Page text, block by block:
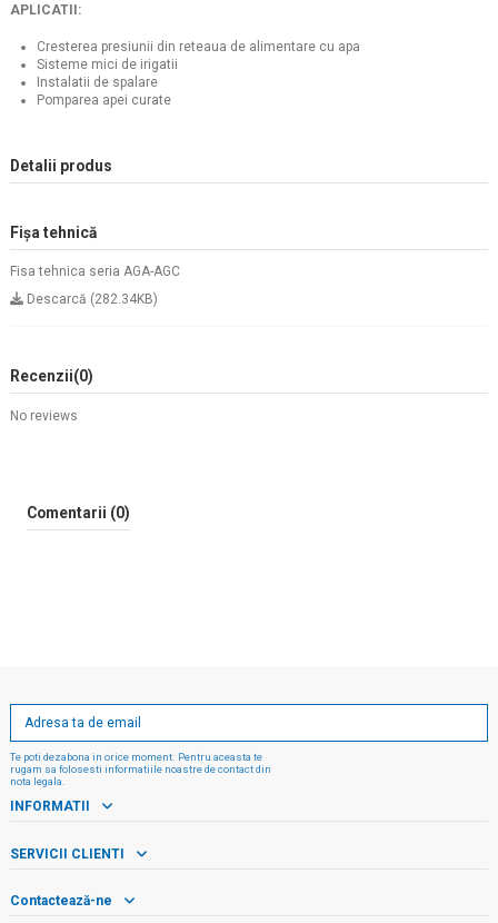
APLICATII:
Cresterea presiunii din reteaua de alimentare cu apa
Sisteme mici de irigatii
Instalatii de spalare
Pomparea apei curate
Detalii produs
Fișa tehnică
Fisa tehnica seria AGA-AGC
Descarcă (282.34KB)
Recenzii(0)
No reviews
Comentarii (0)
Te poti dezabona in orice moment. Pentru aceasta te
rugam sa folosesti informatiile noastre de contact din
nota legala.
INFORMATII
SERVICII CLIENTI
Contactează-ne